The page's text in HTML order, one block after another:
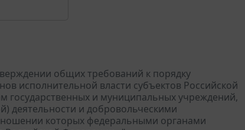
общих требований к порядку
исполнительной власти субъектов Российской
государственных и муниципальных учреждений,
деятельности и добровольческими
которых федеральными органами